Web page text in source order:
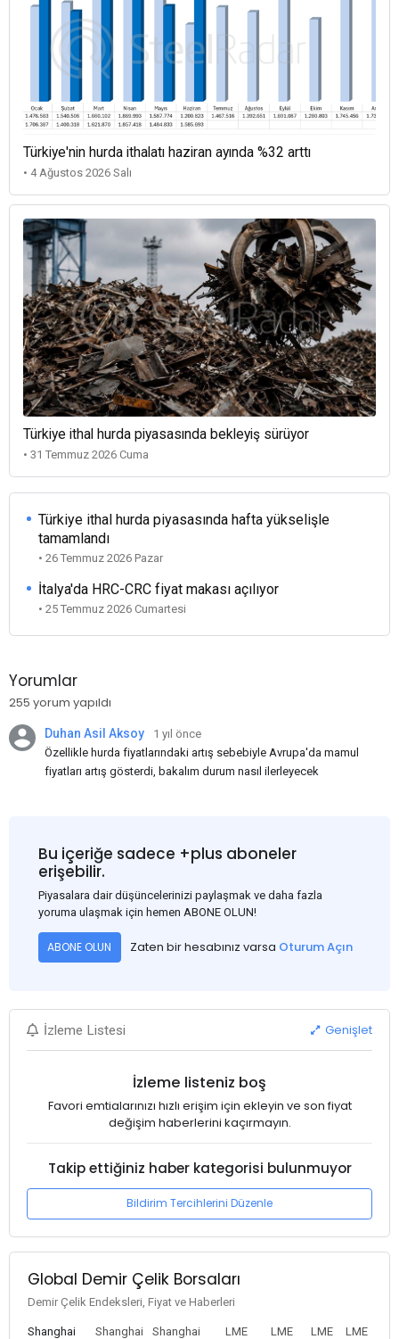
Türkiye'nin hurda ithalatı haziran ayında %32 arttı
• 4 Ağustos 2026 Salı
Türkiye ithal hurda piyasasında bekleyiş sürüyor
• 31 Temmuz 2026 Cuma
Türkiye ithal hurda piyasasında hafta yükselişle
tamamlandı
• 26 Temmuz 2026 Pazar
İtalya'da HRC-CRC fiyat makası açılıyor
• 25 Temmuz 2026 Cumartesi
Yorumlar
255 yorum yapıldı
Duhan Asil Aksoy
1 yıl önce
Özellikle hurda fiyatlarındaki artış sebebiyle Avrupa'da mamul
fiyatları artış gösterdi, bakalım durum nasıl ilerleyecek
Bu içeriğe sadece +plus aboneler
erişebilir.
Piyasalara dair düşüncelerinizi paylaşmak ve daha fazla
yoruma ulaşmak için hemen ABONE OLUN!
ABONE OLUN Zaten bir hesabınız varsa Oturum Açın
İzleme Listesi Genişlet
İzleme listeniz boş
Favori emtialarınızı hızlı erişim için ekleyin ve son fiyat
değişim haberlerini kaçırmayın.
Takip ettiğiniz haber kategorisi bulunmuyor
Bildirim Tercihlerini Düzenle
Global Demir Çelik Borsaları
Demir Çelik Endeksleri, Fiyat ve Haberleri
Shanghai
Shanghai
Shanghai
LME
LME
LME
LME